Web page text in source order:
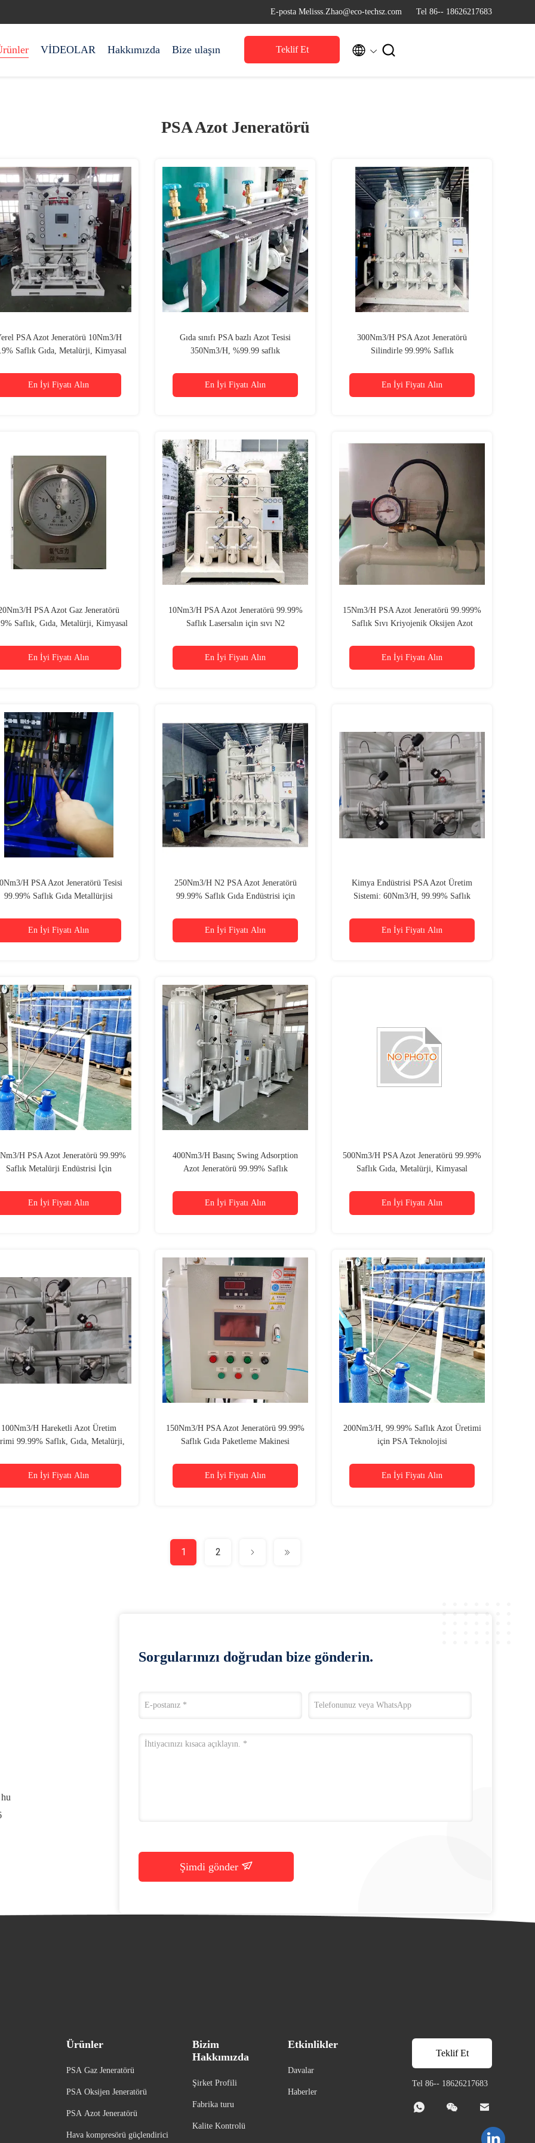
E-posta Melisss.Zhao@eco-techsz.com Tel 86-- 18626217683
VİDEOLAR Hakkımızda Bize ulaşın Teklif Et  
PSA Azot Jeneratörü
PSA Azot Jeneratörü 10Nm3/H
Saflık Gıda, Metalürji, Kimyasal
En İyi Fiyatı Alın
Gıda sınıfı PSA bazlı Azot Tesisi
350Nm3/H, %99.99 saflık
En İyi Fiyatı Alın
300Nm3/H PSA Azot Jeneratörü
Silindirle 99.99% Saflık
En İyi Fiyatı Alın
H PSA Azot Gaz Jeneratörü
Saflık, Gıda, Metalürji, Kimyasal
En İyi Fiyatı Alın
10Nm3/H PSA Azot Jeneratörü 99.99%
Saflık Lasersalın için sıvı N2
En İyi Fiyatı Alın
15Nm3/H PSA Azot Jeneratörü 99.999%
Saflık Sıvı Kriyojenik Oksijen Azot
En İyi Fiyatı Alın
H PSA Azot Jeneratörü Tesisi
99.99% Saflık Gıda Metallürjisi
En İyi Fiyatı Alın
250Nm3/H N2 PSA Azot Jeneratörü
99.99% Saflık Gıda Endüstrisi için
En İyi Fiyatı Alın
Kimya Endüstrisi PSA Azot Üretim
Sistemi: 60Nm3/H, 99.99% Saflık
En İyi Fiyatı Alın
H PSA Azot Jeneratörü 99.99%
Saflık Metalürji Endüstrisi İçin
En İyi Fiyatı Alın
400Nm3/H Basınç Swing Adsorption
Azot Jeneratörü 99.99% Saflık
En İyi Fiyatı Alın
500Nm3/H PSA Azot Jeneratörü 99.99%
Saflık Gıda, Metalürji, Kimyasal
En İyi Fiyatı Alın
100Nm3/H Hareketli Azot Üretim
99.99% Saflık, Gıda, Metalürji,
En İyi Fiyatı Alın
150Nm3/H PSA Azot Jeneratörü 99.99%
Saflık Gıda Paketleme Makinesi
En İyi Fiyatı Alın
200Nm3/H, 99.99% Saflık Azot Üretimi
için PSA Teknolojisi
En İyi Fiyatı Alın
1 2
Sorgularınızı doğrudan bize gönderin.
Şimdi gönder
Ürünler
PSA Gaz Jeneratörü
PSA Oksijen Jeneratörü
PSA Azot Jeneratörü
Hava kompresörü güçlendirici
Bizim
Hakkımızda
Şirket Profili
Fabrika turu
Kalite Kontrolü
Etkinlikler
Davalar
Haberler
Teklif Et
Tel 86-- 18626217683
  